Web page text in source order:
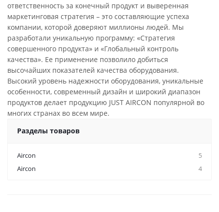
ответственность за конечный продукт и выверенная
маркетинговая стратегия – это составляющие успеха
компании, которой доверяют миллионы людей. Мы
разработали уникальную программу: «Стратегия
совершенного продукта» и «Глобальный контроль
качества». Ее применение позволило добиться
высочайших показателей качества оборудования.
Высокий уровень надежности оборудования, уникальные
особенности, современный дизайн и широкий диапазон
продуктов делает продукцию JUST AIRCON популярной во
многих странах во всем мире.
Разделы товаров
Aircon
5
Aircon
4